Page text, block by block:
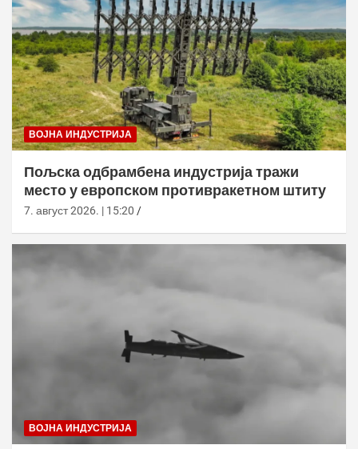
ВОЈНА ИНДУСТРИЈА
Пољска одбрамбена индустрија тражи
место у европском противракетном штиту
7. август 2026. | 15:20
ВОЈНА ИНДУСТРИЈА